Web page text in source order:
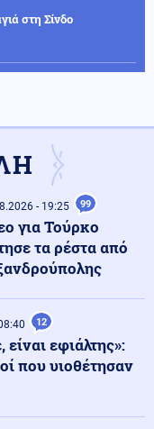
στη Σίνδο
Πόσο κοστίζει μια
επίπεδο
Σίνδο
- 19:25 99
για Τούρκο
τα ρέστα από
12
εφιάλτης»:
που υιοθέτησαν